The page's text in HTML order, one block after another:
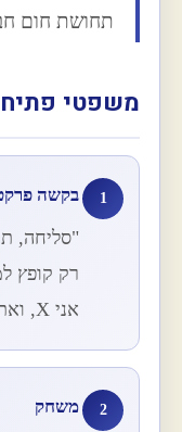
תחושת חום
משפטי
1 בקשה
"סליחה,
רק קופץ
אני X, ואת?"
2 משחק